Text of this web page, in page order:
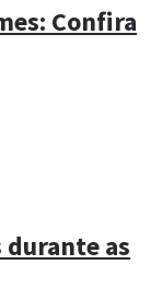
Confira
durante as